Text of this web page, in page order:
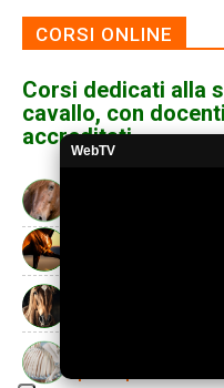
CORSI ONLINE
Corsi dedicati alla
cavallo, con
accreditati
Patologie più
Patologie
Traumatologia
WebTV